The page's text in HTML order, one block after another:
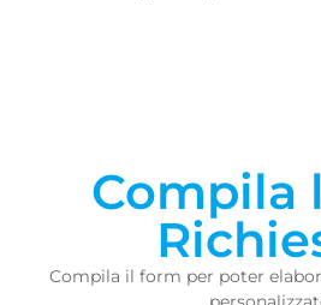
Compila
Compila il form per poter